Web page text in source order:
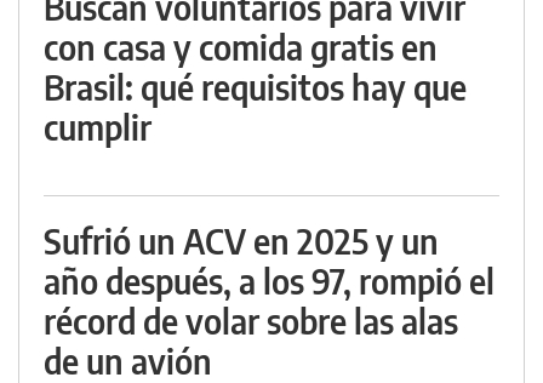
con casa y comida gratis en
Brasil: qué requisitos hay que
cumplir
Sufrió un ACV en 2025 y un
año después, a los 97, rompió el
récord de volar sobre las alas
de un avión